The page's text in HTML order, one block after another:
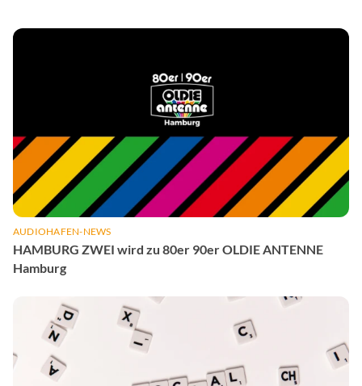
AUDIOHAFEN-NEWS
HAMBURG ZWEI wird zu 80er 90er OLDIE ANTENNE
Hamburg